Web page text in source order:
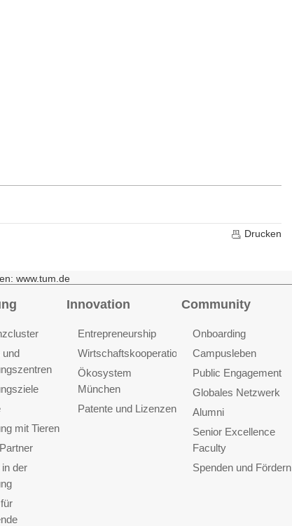
Drucken
www.tum.de
und
mit Tieren
der
Innovation
Entrepreneurship
Wirtschaftskooperationen
Ökosystem
München
Patente und Lizenzen
Community
Onboarding
Campusleben
Public Engagement
Globales Netzwerk
Alumni
Senior Excellence
Faculty
Spenden und Fördern